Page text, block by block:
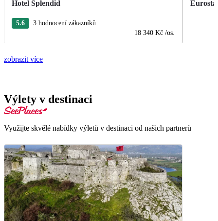
Hotel Splendid
5.6
3 hodnocení zákazníků
18 340 Kč /os.
zobrazit více
Výlety v destinaci
Využijte skvělé nabídky výletů v destinaci od našich partnerů